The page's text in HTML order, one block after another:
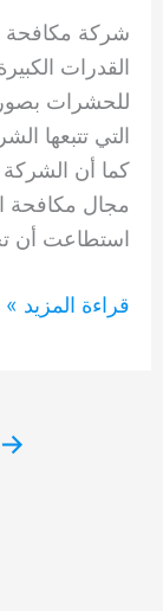
شركة مكافحة
القدرات
للحشرات
التي تتبعها
كما أن
مجال مكافحة
استطاعت أن
شركة
0554948127
قراءة المزيد »
→